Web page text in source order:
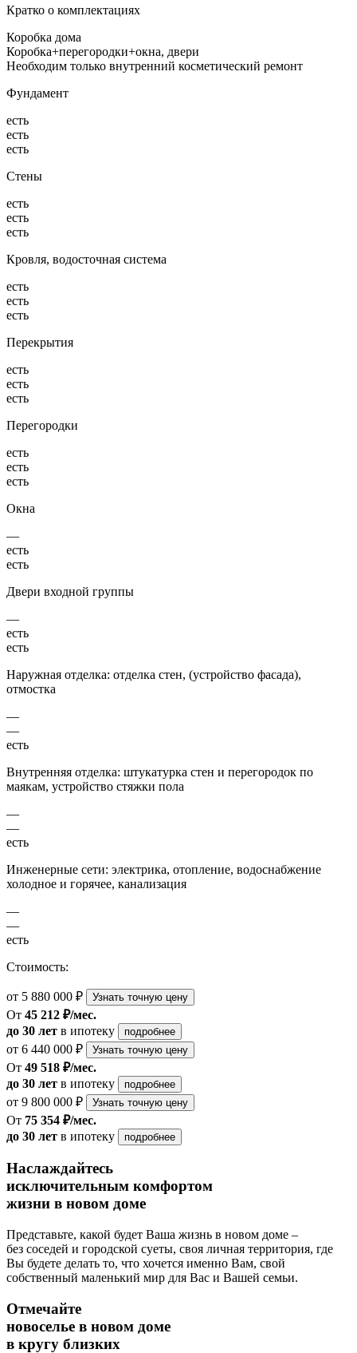
Кратко о комплектациях
Коробка дома
Коробка+перегородки+окна, двери
Необходим только внутренний косметический ремонт
Фундамент
есть
есть
есть
Стены
есть
есть
есть
Кровля, водосточная система
есть
есть
есть
Перекрытия
есть
есть
есть
Перегородки
есть
есть
есть
Окна
—
есть
есть
Двери входной группы
—
есть
есть
Наружная отделка: отделка стен, (устройство фасада),
отмостка
—
—
есть
Внутренняя отделка: штукатурка стен и перегородок по
маякам, устройство стяжки пола
—
—
есть
Инженерные сети: электрика, отопление, водоснабжение
холодное и горячее, канализация
—
—
есть
Стоимость:
от 5 880 000 ₽ Узнать точную цену
От 45 212 ₽/мес.
до 30 лет в ипотеку подробнее
от 6 440 000 ₽ Узнать точную цену
От 49 518 ₽/мес.
до 30 лет в ипотеку подробнее
от 9 800 000 ₽ Узнать точную цену
От 75 354 ₽/мес.
до 30 лет в ипотеку подробнее
Наслаждайтесь
исключительным комфортом
жизни в новом доме
Представьте, какой будет Ваша жизнь в новом доме –
без соседей и городской суеты, своя личная территория, где
Вы будете делать то, что хочется именно Вам, свой
собственный маленький мир для Вас и Вашей семьи.
Отмечайте
новоселье в новом доме
в кругу близких